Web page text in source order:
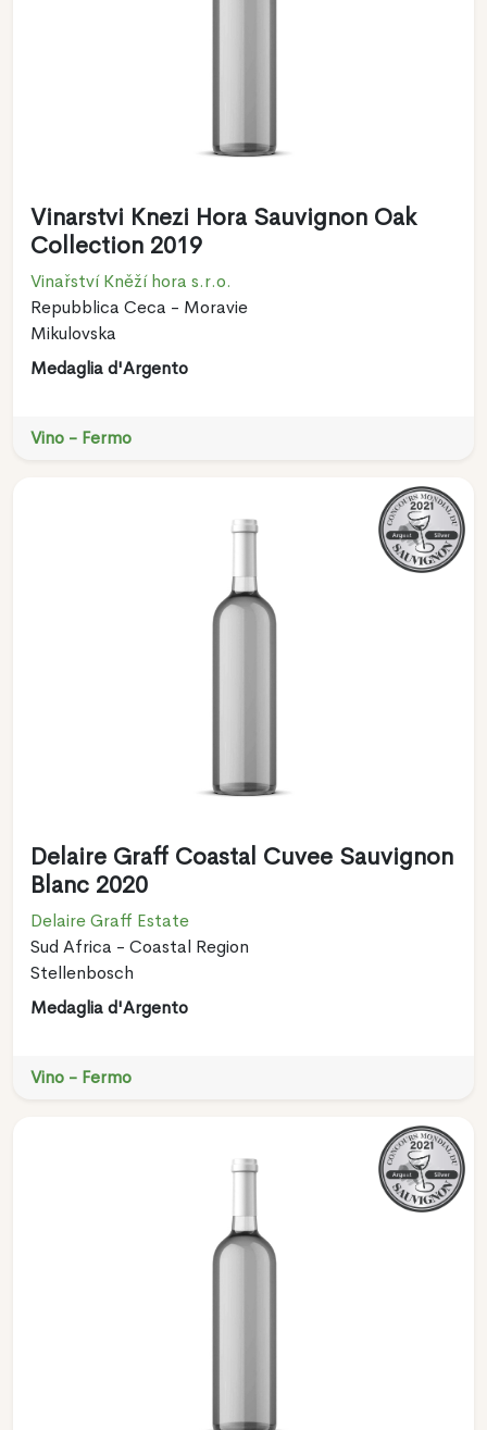
Vinarstvi Knezi Hora Sauvignon Oak
Collection 2019
Vinařství Kněží hora s.r.o.
Repubblica Ceca - Moravie
Mikulovska
Medaglia d'Argento
Vino - Fermo
Delaire Graff Coastal Cuvee Sauvignon
Blanc 2020
Delaire Graff Estate
Sud Africa - Coastal Region
Stellenbosch
Medaglia d'Argento
Vino - Fermo